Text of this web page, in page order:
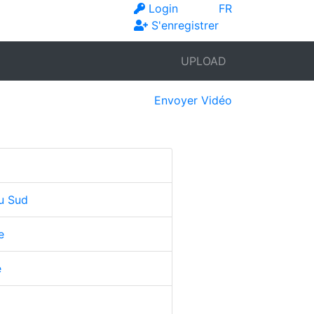
FR
Login
S'enregistrer
UPLOAD
Envoyer Vidéo
Sud